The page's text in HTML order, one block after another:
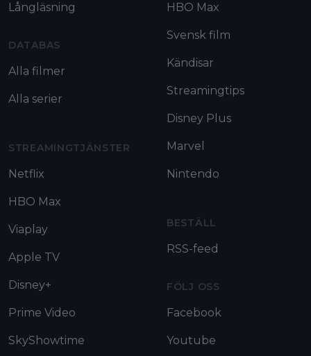
Långläsning
DATABAS
Alla filmer
Alla serier
STREAMINGTJÄNSTER
Netflix
HBO Max
Viaplay
Apple TV
Disney+
Prime Video
SkyShowtime
HBO Max
Svensk film
Kändisar
Streamingtips
Disney Plus
Marvel
Nintendo
BESTÄLL
RSS-feed
FÖLJ OSS
Facebook
Youtube